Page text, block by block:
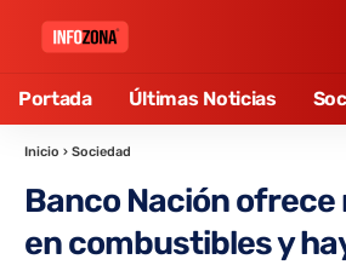
Portada Últimas Noticias
Inicio › Sociedad
Banco Nación
en combustibles y